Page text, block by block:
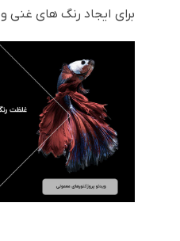
برای ایجاد رنگ های غنی